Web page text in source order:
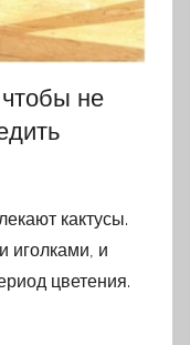
чтобы не
кактусы.
иголками, и
цветения.